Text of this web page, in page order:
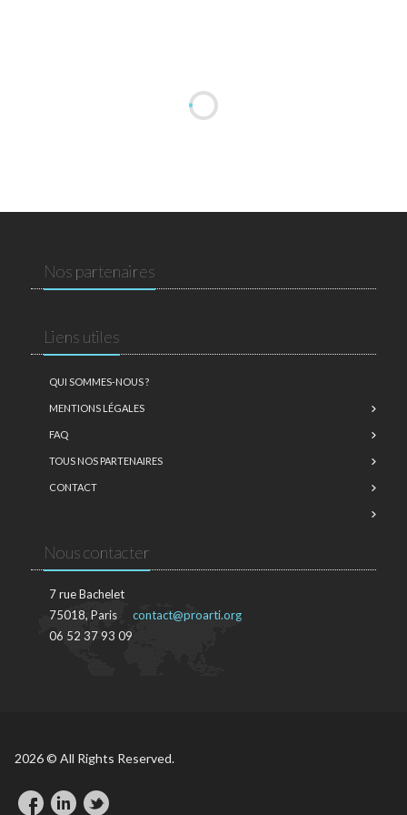
Nos partenaires
Liens utiles
QUI SOMMES-NOUS ?
MENTIONS LÉGALES
FAQ
TOUS NOS PARTENAIRES
CONTACT
Nous contacter
7 rue Bachelet
75018, Paris
06 52 37 93 09
contact@proarti.org
2026 © All Rights Reserved.